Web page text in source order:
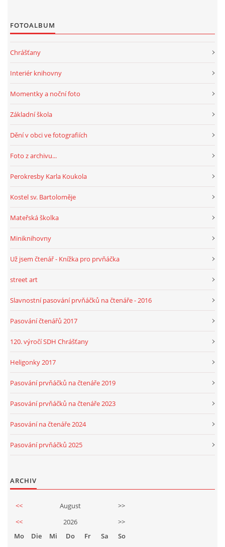
FOTOALBUM
Chrášťany
Interiér knihovny
Momentky a noční foto
Základní škola
Dění v obci ve fotografiích
Foto z archivu...
Perokresby Karla Koukola
Kostel sv. Bartoloměje
Mateřská školka
Miniknihovny
Už jsem čtenář - Knížka pro prvňáčka
street art
Slavnostní pasování prvňáčků na čtenáře - 2016
Pasování čtenářů 2017
120. výročí SDH Chrášťany
Heligonky 2017
Pasování prvňáčků na čtenáře 2019
Pasování prvňáčků na čtenáře 2023
Pasování na čtenáře 2024
Pasování prvňáčků 2025
ARCHIV
<< August
>>
<<
2026
>>
Mo
Die Mi Do Fr Sa
So